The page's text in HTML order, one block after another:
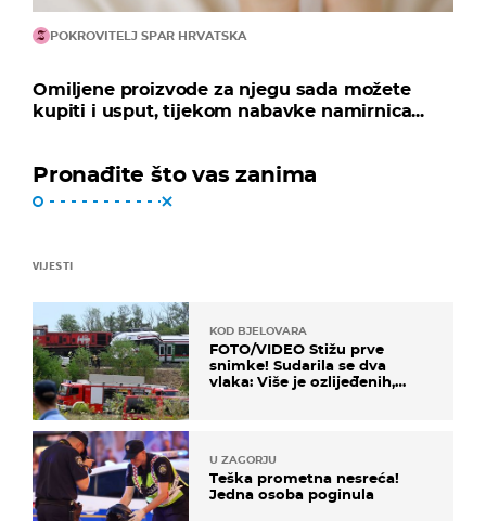
POKROVITELJ SPAR HRVATSKA
Omiljene proizvode za njegu sada možete
kupiti i usput, tijekom nabavke namirnica...
Pronađite što vas zanima
VIJESTI
KOD BJELOVARA
FOTO/VIDEO Stižu prve
snimke! Sudarila se dva
vlaka: Više je ozlijeđenih,
U ZAGORJU
Teška prometna nesreća!
Jedna osoba poginula